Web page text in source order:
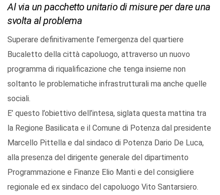
Al via un pacchetto unitario di misure per dare una
svolta al problema
Superare definitivamente l’emergenza del quartiere
Bucaletto della città capoluogo, attraverso un nuovo
programma di riqualificazione che tenga insieme non
soltanto le problematiche infrastrutturali ma anche quelle
sociali.
E’ questo l’obiettivo dell’intesa, siglata questa mattina tra
la Regione Basilicata e il Comune di Potenza dal presidente
Marcello Pittella e dal sindaco di Potenza Dario De Luca,
alla presenza del dirigente generale del dipartimento
Programmazione e Finanze Elio Manti e del consigliere
regionale ed ex sindaco del capoluogo Vito Santarsiero.